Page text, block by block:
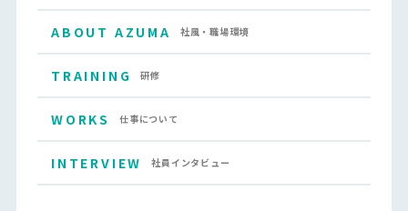
ABOUT AZUMA 社風・職場環境
TRAINING 研修
WORKS 仕事について
INTERVIEW 社員インタビュー